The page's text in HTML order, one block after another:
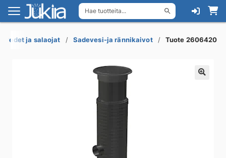
Hae tuotteita...
Siirry
navigointiin
Siirry
sisältöön
ja salaojat Sadevesi-ja rännikaivot Tuote 2606420